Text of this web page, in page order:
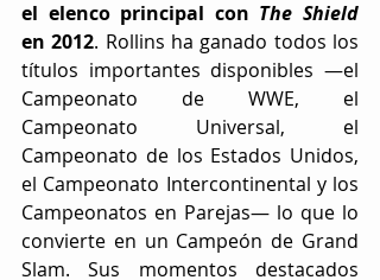
el elenco principal con The Shield
en 2012. Rollins ha ganado todos los
títulos importantes disponibles —el
Campeonato de WWE, el
Campeonato Universal, el
Campeonato de los Estados Unidos,
el Campeonato Intercontinental y los
Campeonatos en Parejas— lo que lo
convierte en un Campeón de Grand
Slam. Sus momentos destacados